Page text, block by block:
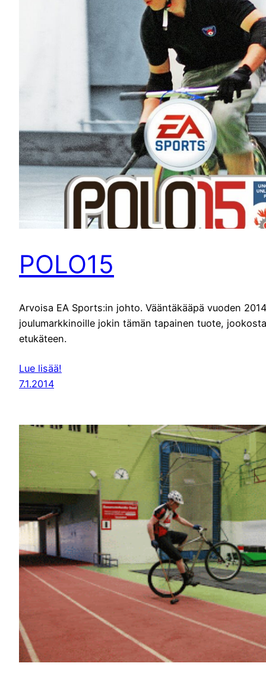
POLO15
Arvoisa EA Sports:in johto. Vääntäkääpä vuoden 2014
joulumarkkinoille jokin tämän tapainen tuote,
etukäteen.
Lue lisää!
7.1.2014